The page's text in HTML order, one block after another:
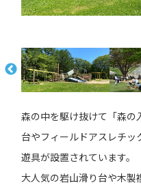
森の中を駆け抜けて「森の
台やフィールドアスレチッ
遊具が設置されています。
大人気の岩山滑り台や木